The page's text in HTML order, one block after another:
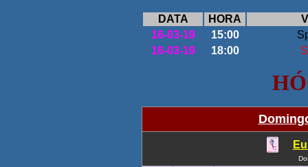
DATA HORA
16-03-19
15:00
16-03-19
18:00